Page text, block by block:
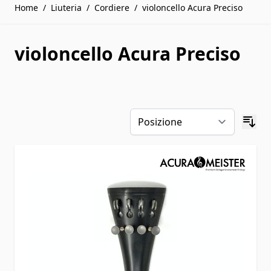
Home / Liuteria / Cordiere / violoncello Acura Preciso
violoncello Acura Preciso